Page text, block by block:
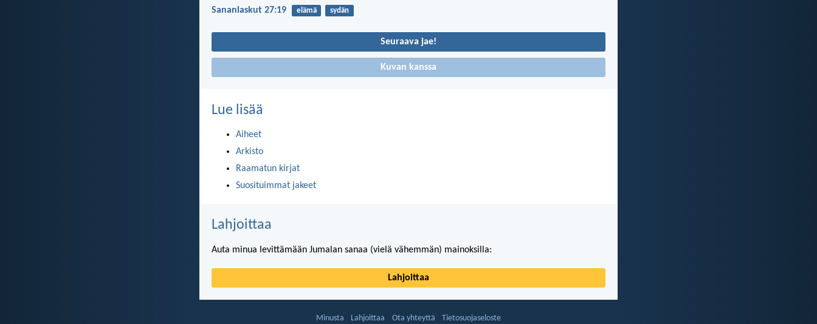
Sananlaskut 27:19 elämä sydän
Seuraava jae!
Kuvan kanssa
Lue lisää
Aiheet
Arkisto
Raamatun kirjat
Suosituimmat jakeet
Lahjoittaa
Auta minua levittämään Jumalan sanaa (vielä vähemmän) mainoksilla:
Lahjoittaa
Minusta Lahjoittaa Ota yhteyttä Tietosuojaseloste